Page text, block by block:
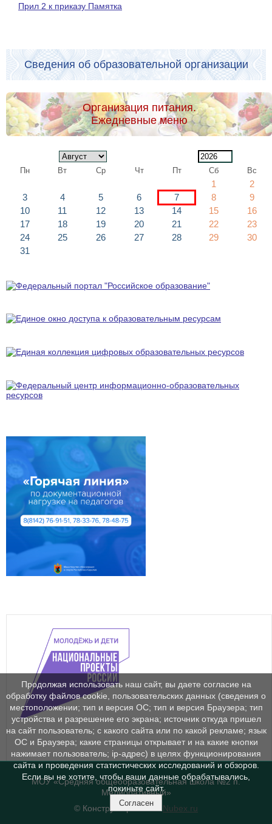
Прил 2 к приказу Памятка
Сведения об образовательной организации
Организация питания.
Ежедневные меню
Пн Вт Ср Чт Пт Сб Вс
1
2
3
4 5 6 7 8
9
10
11 12 13 14 15
16
17
18 19 20 21 22
23
24
25 26 27 28 29
30
31
МОУ «Средняя общеобразовательная школа №2 п.
Мелиоративный»
© Конструктор сайтовNubex.ru
Продолжая использовать наш сайт, вы даете согласие на
обработку файлов cookie, пользовательских данных (сведения о
местоположении; тип и версия ОС; тип и версия Браузера; тип
устройства и разрешение его экрана; источник откуда пришел
на сайт пользователь; с какого сайта или по какой рекламе; язык
ОС и Браузера; какие страницы открывает и на какие кнопки
нажимает пользователь; ip-адрес) в целях функционирования
сайта и проведения статистических исследований и обзоров.
Если вы не хотите, чтобы ваши данные обрабатывались,
покиньте сайт.
Согласен